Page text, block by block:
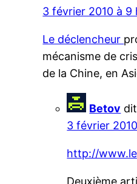
3 février 2010 à 9
Le déclencheur
mécanisme de
de la Chine, en
Betov
3 février
http://
Deuxième